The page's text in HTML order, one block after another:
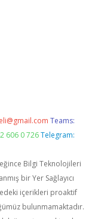
Teams:
606 0 726 Telegram:
Bilgi Teknolojileri
bir Yer Sağlayıcı
içerikleri proaktif
bulunmamaktadır.